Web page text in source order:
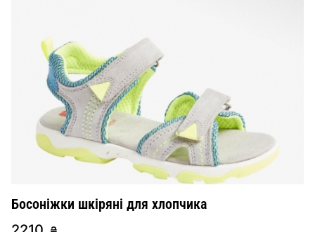
Босоніжки шкіряні для хлопчика